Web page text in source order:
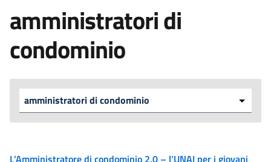
amministratori di
condominio
L’Amministratore di condominio 2.0 – l’UNAI per i giovani